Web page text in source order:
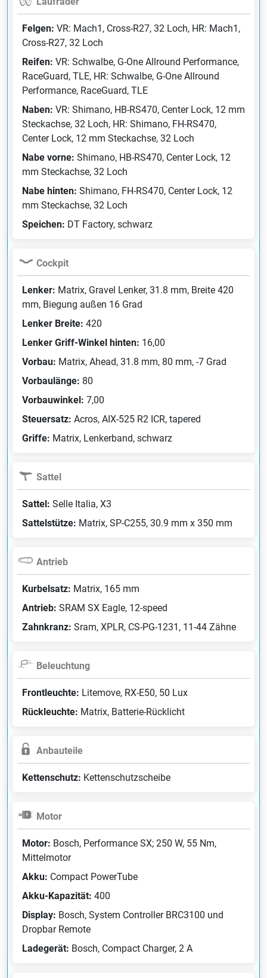
Felgen: VR: Mach1, Cross-R27, 32 Loch, HR: Mach1,
Cross-R27, 32 Loch
Reifen: VR: Schwalbe, G-One Allround Performance,
RaceGuard, TLE, HR: Schwalbe, G-One Allround
Performance, RaceGuard, TLE
Naben: VR: Shimano, HB-RS470, Center Lock, 12 mm
Steckachse, 32 Loch, HR: Shimano, FH-RS470,
Center Lock, 12 mm Steckachse, 32 Loch
Nabe vorne: Shimano, HB-RS470, Center Lock, 12
mm Steckachse, 32 Loch
Nabe hinten: Shimano, FH-RS470, Center Lock, 12
mm Steckachse, 32 Loch
Speichen: DT Factory, schwarz
Cockpit
Lenker: Matrix, Gravel Lenker, 31.8 mm, Breite 420
mm, Biegung außen 16 Grad
Lenker Breite: 420
Lenker Griff-Winkel hinten: 16,00
Vorbau: Matrix, Ahead, 31.8 mm, 80 mm, -7 Grad
Vorbaulänge: 80
Vorbauwinkel: 7,00
Steuersatz: Acros, AIX-525 R2 ICR, tapered
Griffe: Matrix, Lenkerband, schwarz
Sattel
Sattel: Selle Italia, X3
Sattelstütze: Matrix, SP-C255, 30.9 mm x 350 mm
Antrieb
Kurbelsatz: Matrix, 165 mm
Antrieb: SRAM SX Eagle, 12-speed
Zahnkranz: Sram, XPLR, CS-PG-1231, 11-44 Zähne
Beleuchtung
Frontleuchte: Litemove, RX-E50, 50 Lux
Rückleuchte: Matrix, Batterie-Rücklicht
Anbauteile
Kettenschutz: Kettenschutzscheibe
Motor
Motor: Bosch, Performance SX; 250 W, 55 Nm,
Mittelmotor
Akku: Compact PowerTube
Akku-Kapazität: 400
Display: Bosch, System Controller BRC3100 und
Dropbar Remote
Ladegerät: Bosch, Compact Charger, 2 A